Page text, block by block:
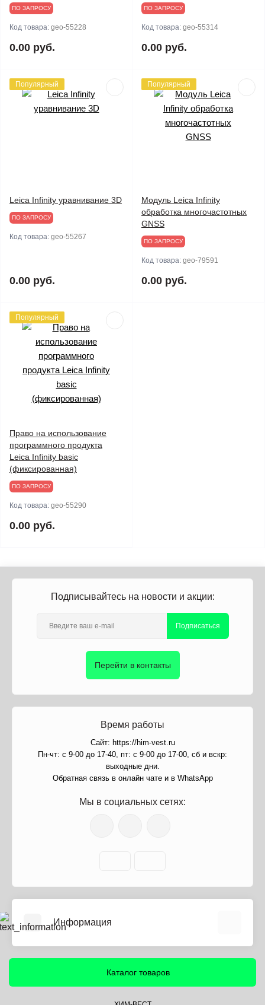
ПО ЗАПРОСУ
Код товара: geo-55228
0.00 руб.
ПО ЗАПРОСУ
Код товара: geo-55314
0.00 руб.
Популярный
Leica Infinity уравнивание 3D
ПО ЗАПРОСУ
Код товара: geo-55267
0.00 руб.
Популярный
Модуль Leica Infinity
обработка многочастотных
GNSS
ПО ЗАПРОСУ
Код товара: geo-79591
0.00 руб.
Популярный
Право на использование
программного продукта
Leica Infinity basic
(фиксированная)
ПО ЗАПРОСУ
Код товара: geo-55290
0.00 руб.
Подписывайтесь на новости и акции:
Подписаться
Перейти в контакты
Время работы
Сайт: https://him-vest.ru
Пн-чт: с 9-00 до 17-40, пт: с 9-00 до 17-00, сб и вскр:
выходные дни.
Обратная связь в онлайн чате и в WhatsApp
Мы в социальных сетях:
Информация
Информация о доставке
Политика безопасности
Каталог товаров